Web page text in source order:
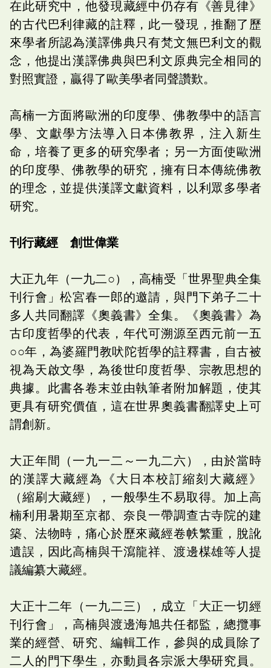
在此研究中，他發現藏經中仍存有《善見律》
的古代巴利律藏的註釋，此一發現，推翻了歷
來學者所認為漢譯佛典只有梵文無巴利文的觀
念，他提出漢譯佛典與巴利文原典完全相同的
對照實證，贏得了歐美學者同聲讚歎。
高楠一方面將歐洲的印度學、佛教學中的語言
學、文獻學方法導入日本佛教界，注入新生
命，培養了更多的研究學者；另一方面使歐洲
的印度學、佛教學的研究，擁有日本傳統佛教
的理念，並提供漢譯文獻資料，以利眾多學者
研究。
刊行藏經 創世偉業
大正九年（一九二○），高楠受「世界聖典全集
刊行會」松宮春一郎的邀請，與門下弟子二十
多人共同翻譯《奧義書》全集。《奧義書》為
古印度哲學的代表，年代可溯源至西元前一五
○○年，為婆羅門教吠陀哲學的註釋書，自古被
視為天啟文學，為後世印度哲學、宗教思想的
典據。此書各卷末並由執筆者附加解題，使其
更具有研究價值，這在世界奧義書翻譯史上可
謂創新。
大正年間（一九一二～一九二六），由於當時
的漢譯大藏經為《大日本校訂縮刻大藏經》
（縮刷大藏經），一般學生不易取得。加上高
楠利用暑期至京都、奈良一帶調查古寺院的建
築、法物時，痛心於歷來藏經卷帙繁重，脫訛
遺誤，因此高楠與干瀉龍祥、渡邊楳雄等人提
議編纂大藏經。
大正十二年（一九二三），成立「大正一切經
刊行會」，高楠與渡邊海旭共任都監，總攬事
業的經營、研究、編輯工作，參與的成員除了
二人的門下學生，亦動員各宗派大學研究員。